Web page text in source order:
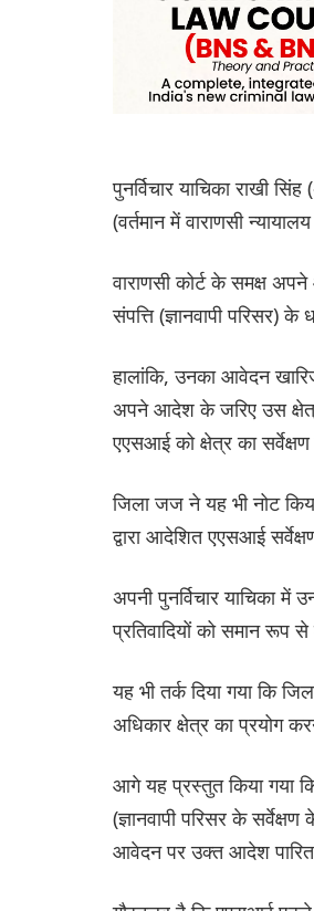
पुनर्विचार याचिका राखी
(वर्तमान में वाराणसी
वाराणसी कोर्ट के समक्ष
संपत्ति (ज्ञानवापी परिसर)
हालांकि, उनका आवेदन
अपने आदेश के जरिए उस
एएसआई को क्षेत्र का
जिला जज ने यह भी नोट
द्वारा आदेशित एएसआई
अपनी पुनर्विचार याचिका
प्रतिवादियों को समान रूप
यह भी तर्क दिया गया कि
अधिकार क्षेत्र का प्रयोग
आगे यह प्रस्तुत किया
(ज्ञानवापी परिसर के
आवेदन पर उक्त आदेश पारित